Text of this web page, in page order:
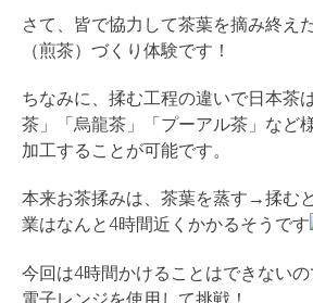
さて、皆で協力して茶葉を摘み終え
（煎茶）づくり体験です！
ちなみに、揉む工程の違いで日本茶
茶」「烏龍茶」「プーアル茶」など
加工することが可能です。
本来お茶揉みは、茶葉を蒸す→揉む
業はなんと4時間近くかかるそうです
今回は4時間かけることはできない